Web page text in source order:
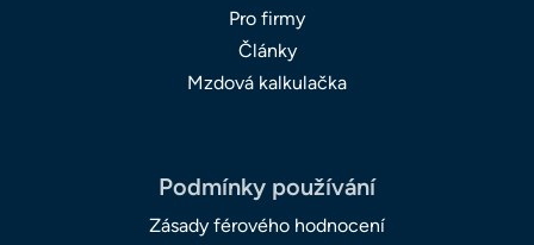
Pro firmy
Články
Mzdová kalkulačka
Podmínky používání
Zásady férového hodnocení